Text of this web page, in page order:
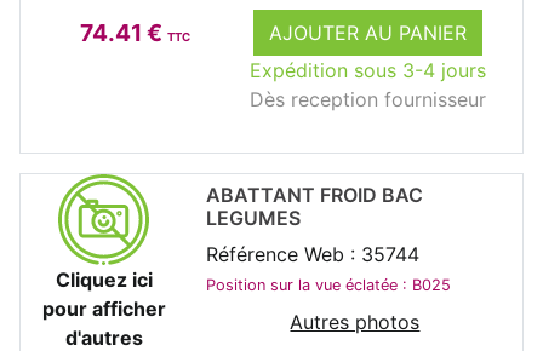
74.41 € TTC
AJOUTER AU PANIER
Expédition sous 3-4 jours
Dès reception fournisseur
Cliquez ici
pour afficher
d'autres
ABATTANT FROID BAC
LEGUMES
Référence Web : 35744
Position sur la vue éclatée : B025
Autres photos